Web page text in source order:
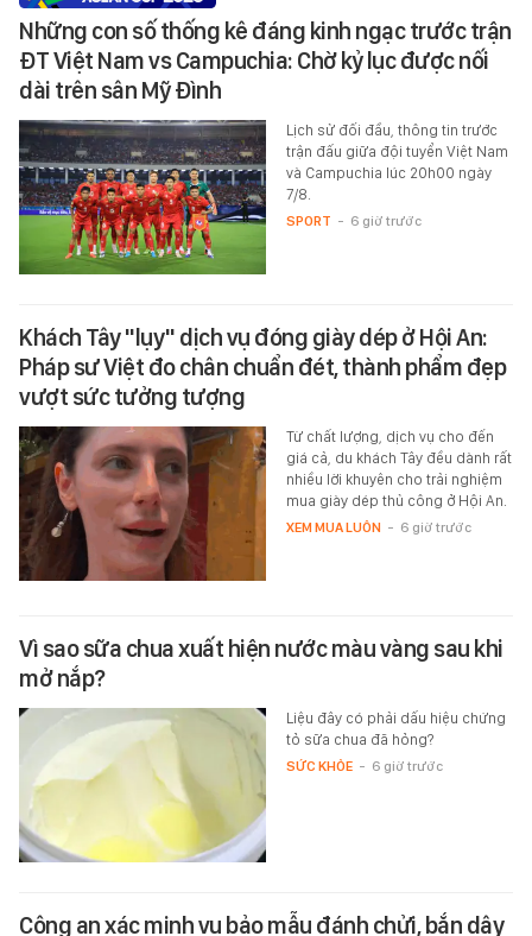
Những con số thống kê đáng kinh ngạc trước trận
ĐT Việt Nam vs Campuchia: Chờ kỷ lục được nối
dài trên sân Mỹ Đình
Lịch sử đối đầu, thông tin trước
trận đấu giữa đội tuyển Việt Nam
và Campuchia lúc 20h00 ngày
7/8.
SPORT - 6 giờ trước
Khách Tây "lụy" dịch vụ đóng giày dép ở Hội An:
Pháp sư Việt đo chân chuẩn đét, thành phẩm đẹp
vượt sức tưởng tượng
Từ chất lượng, dịch vụ cho đến
giá cả, du khách Tây đều dành rất
nhiều lời khuyên cho trải nghiệm
mua giày dép thủ công ở Hội An.
XEM MUA LUÔN - 6 giờ trước
Vì sao sữa chua xuất hiện nước màu vàng sau khi
mở nắp?
Liệu đây có phải dấu hiệu chứng
tỏ sữa chua đã hỏng?
SỨC KHỎE - 6 giờ trước
Công an xác minh vụ bảo mẫu đánh chửi, bắn dây